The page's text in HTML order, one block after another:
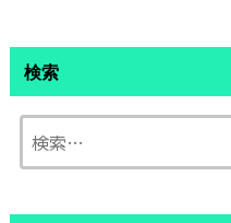
検索